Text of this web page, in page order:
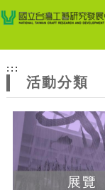
網
站
主
題
跳到主要內容
網站導覽
:::
活動分類
展覽